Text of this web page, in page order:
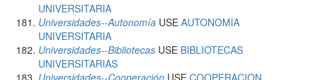
UNIVERSITARIA
Universidades--Autonomía USE AUTONOMIA
UNIVERSITARIA
Universidades--Bibliotecas USE BIBLIOTECAS
UNIVERSITARIAS
Universidades--Cooperación USE COOPERACION